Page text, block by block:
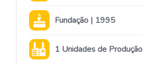
Fundação | 1995
1 Unidades de Produção